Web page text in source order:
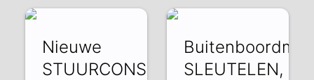
Nieuwe
STUURCONSOLE, SLEUTELEN,